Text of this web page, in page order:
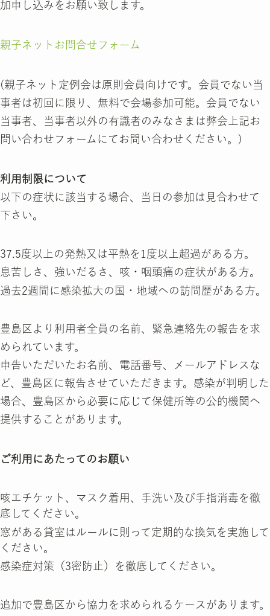
加申し込みをお願い致します。
親子ネットお問合せフォーム
(親子ネット定例会は原則会員向けです。会員でない当
事者は初回に限り、無料で会場参加可能。会員でない
当事者、当事者以外の有識者のみなさまは弊会上記お
問い合わせフォームにてお問い合わせください。)
利用制限について
以下の症状に該当する場合、当日の参加は見合わせて
下さい。
37.5度以上の発熱又は平熱を1度以上超過がある方。
息苦しさ、強いだるさ、咳・咽頭痛の症状がある方。
過去2週間に感染拡大の国・地域への訪問歴がある方。
豊島区より利用者全員の名前、緊急連絡先の報告を求
められています。
申告いただいたお名前、電話番号、メールアドレスな
ど、豊島区に報告させていただきます。感染が判明した
場合、豊島区から必要に応じて保健所等の公的機関へ
提供することがあります。
ご利用にあたってのお願い
咳エチケット、マスク着用、手洗い及び手指消毒を徹
底してください。
窓がある貸室はルールに則って定期的な換気を実施して
ください。
感染症対策（3密防止）を徹底してください。
追加で豊島区から協力を求められるケースがあります。